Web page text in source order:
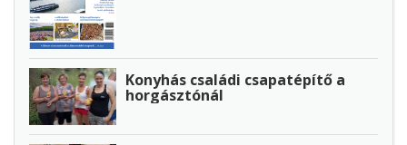
Konyhás családi csapatépítő a
horgásztónál